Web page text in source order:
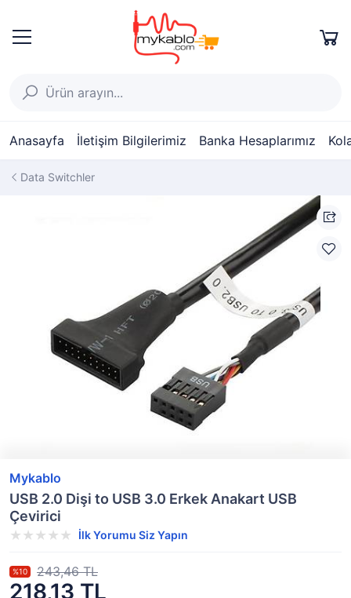
Anasayfa İletişim Bilgilerimiz Banka Hesaplarımız
Data Switchler
Mykablo
USB 2.0 Dişi to USB 3.0 Erkek Anakart USB
Çevirici
İlk Yorumu Siz Yapın
218,13 TL
%10 243,46 TL